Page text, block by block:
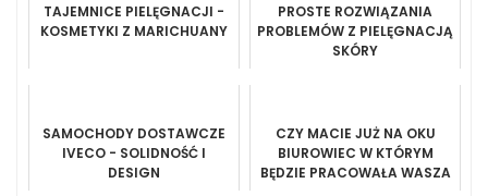
TAJEMNICE PIELĘGNACJI -
KOSMETYKI Z MARICHUANY
PROSTE ROZWIĄZANIA
PROBLEMÓW Z PIELĘGNACJĄ
SKÓRY
SAMOCHODY DOSTAWCZE
IVECO - SOLIDNOŚĆ I
DESIGN
CZY MACIE JUŻ NA OKU
BIUROWIEC W KTÓRYM
BĘDZIE PRACOWAŁA WASZA